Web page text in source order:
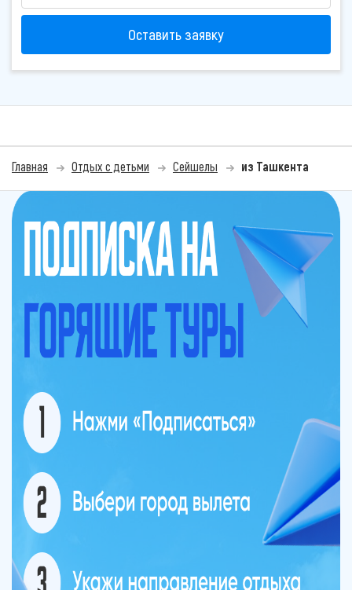
Оставить заявку
Главная Отдых с детьми Сейшелы из Ташкента